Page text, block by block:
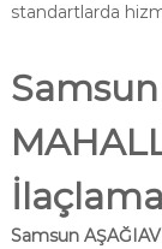
standartlarda
İlaçlama
Samsun